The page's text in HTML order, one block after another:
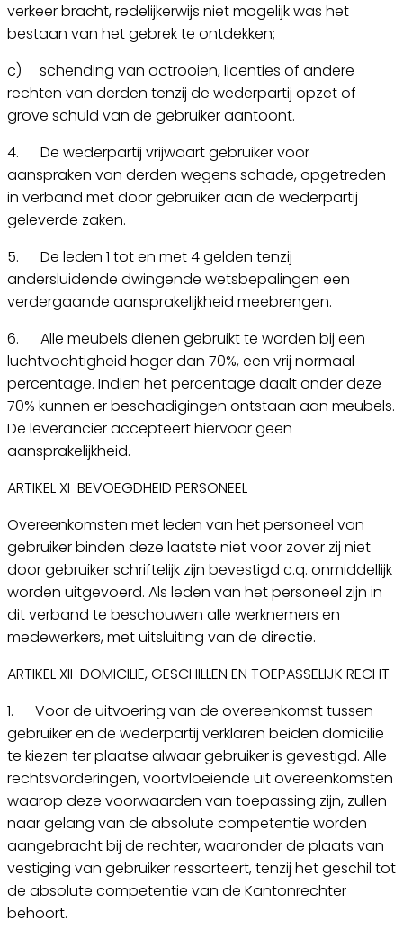
verkeer bracht, redelijkerwijs niet mogelijk was het
bestaan van het gebrek te ontdekken;
c) schending van octrooien, licenties of andere
rechten van derden tenzij de wederpartij opzet of
grove schuld van de gebruiker aantoont.
4. De wederpartij vrijwaart gebruiker voor
aanspraken van derden wegens schade, opgetreden
in verband met door gebruiker aan de wederpartij
geleverde zaken.
5. De leden 1 tot en met 4 gelden tenzij
andersluidende dwingende wetsbepalingen een
verdergaande aansprakelijkheid meebrengen.
6. Alle meubels dienen gebruikt te worden bij een
luchtvochtigheid hoger dan 70%, een vrij normaal
percentage. Indien het percentage daalt onder deze
70% kunnen er beschadigingen ontstaan aan meubels.
De leverancier accepteert hiervoor geen
aansprakelijkheid.
ARTIKEL XI BEVOEGDHEID PERSONEEL
Overeenkomsten met leden van het personeel van
gebruiker binden deze laatste niet voor zover zij niet
door gebruiker schriftelijk zijn bevestigd c.q. onmiddellijk
worden uitgevoerd. Als leden van het personeel zijn in
dit verband te beschouwen alle werknemers en
medewerkers, met uitsluiting van de directie.
ARTIKEL XII DOMICILIE, GESCHILLEN EN TOEPASSELIJK RECHT
1. Voor de uitvoering van de overeenkomst tussen
gebruiker en de wederpartij verklaren beiden domicilie
te kiezen ter plaatse alwaar gebruiker is gevestigd. Alle
rechtsvorderingen, voortvloeiende uit overeenkomsten
waarop deze voorwaarden van toepassing zijn, zullen
naar gelang van de absolute competentie worden
aangebracht bij de rechter, waaronder de plaats van
vestiging van gebruiker ressorteert, tenzij het geschil tot
de absolute competentie van de Kantonrechter
behoort.